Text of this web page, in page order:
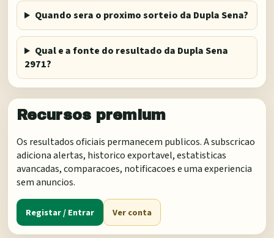
Quando sera o proximo sorteio da Dupla Sena?
Qual e a fonte do resultado da Dupla Sena
2971?
Recursos premium
Os resultados oficiais permanecem publicos. A subscricao
adiciona alertas, historico exportavel, estatisticas
avancadas, comparacoes, notificacoes e uma experiencia
sem anuncios.
Registar / Entrar Ver conta